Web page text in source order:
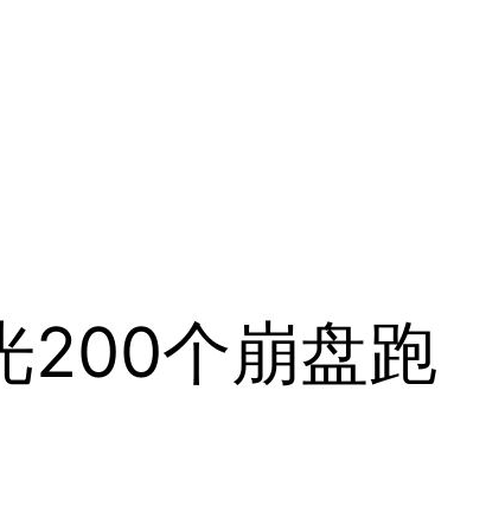
200个崩盘跑